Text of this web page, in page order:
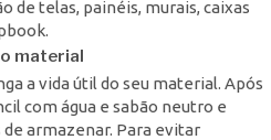
de telas, painéis, murais, caixas
material
a vida útil do seu material. Após
com água e sabão neutro e
armazenar. Para evitar